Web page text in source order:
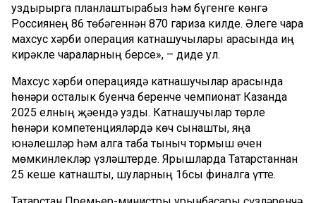
уздырырга планлаштырабыз һәм бүгенге көнгә
Россиянең 86 төбәгеннән 870 гариза килде. Әлеге чара
махсус хәрби операция катнашучылары арасында иң
кирәкле чараларның берсе», – диде ул.
Махсус хәрби операциядә катнашучылар арасында
һөнәри осталык буенча беренче чемпионат Казанда
2025 елның җәендә узды. Катнашучылар төрле
һөнәри компетенцияләрдә көч сынашты, яңа
юнәлешләр һәм алга таба тыныч тормыш өчен
мөмкинлекләр үзләштерде. Ярышларда Татарстаннан
25 кеше катнашты, шуларның 16сы финалга үтте.